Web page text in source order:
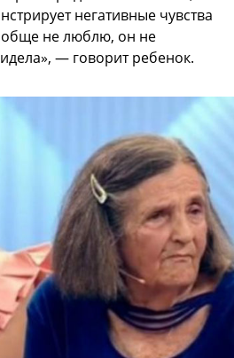
негативные чувства
не люблю, он не
— говорит ребенок.